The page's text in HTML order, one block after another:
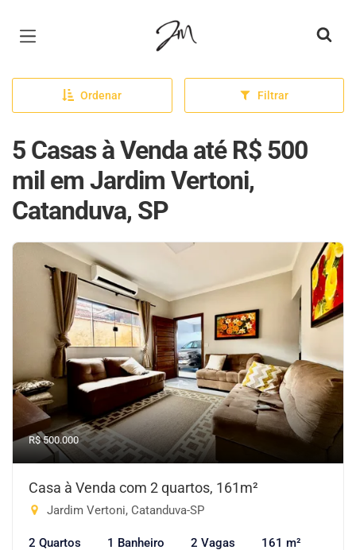
Página inicial
Ordenar Filtrar
5 Casas à Venda até R$ 500
mil em Jardim Vertoni,
Catanduva, SP
R$ 500.000
Casa à Venda com 2 quartos, 161m²
Jardim Vertoni, Catanduva-SP
2 Quartos 1 Banheiro 2 Vagas 161 m²